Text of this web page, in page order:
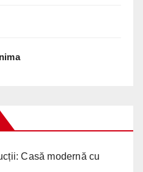
Casă modernă cu